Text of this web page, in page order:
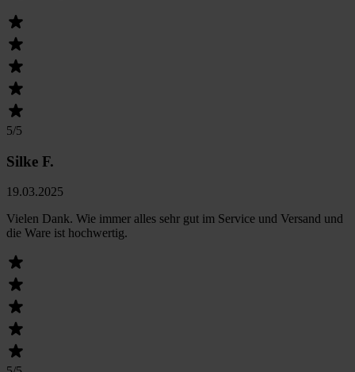
5/5
Silke F.
19.03.2025
Vielen Dank. Wie immer alles sehr gut im Service und Versand und
die Ware ist hochwertig.